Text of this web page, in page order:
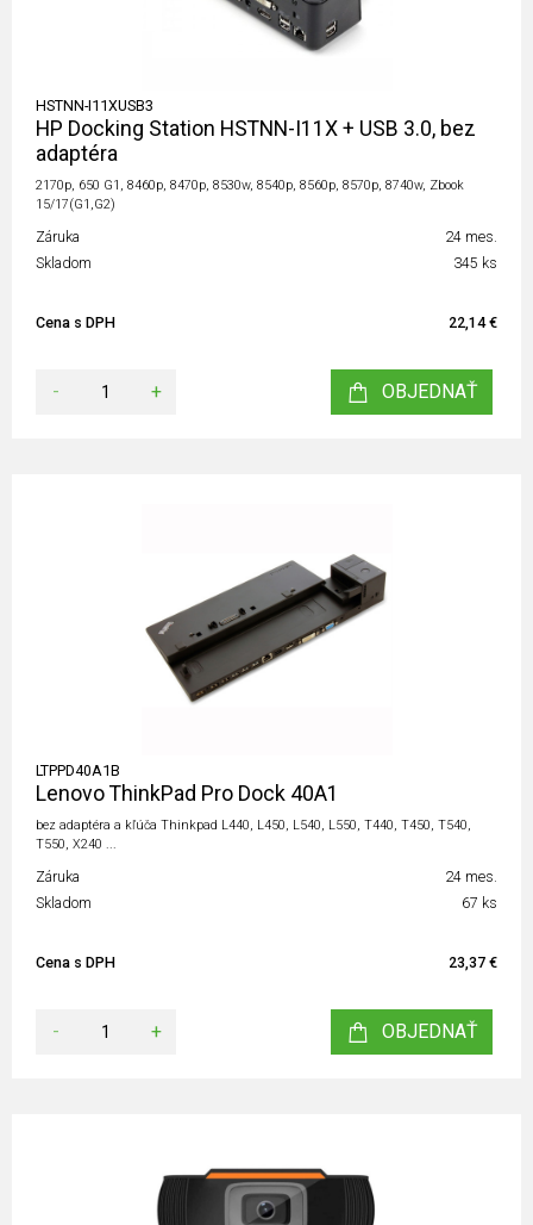
HSTNN-I11XUSB3
HP Docking Station HSTNN-I11X + USB 3.0, bez
adaptéra
2170p, 650 G1, 8460p, 8470p, 8530w, 8540p, 8560p, 8570p, 8740w, Zbook
15/17(G1,G2)
Záruka
24 mes.
Skladom
345 ks
Cena s DPH 22,14 €
- + OBJEDNAŤ
LTPPD40A1B
Lenovo ThinkPad Pro Dock 40A1
bez adaptéra a kľúča Thinkpad L440, L450, L540, L550, T440, T450, T540,
T550, X240 ...
Záruka
24 mes.
Skladom
67 ks
Cena s DPH 23,37 €
- + OBJEDNAŤ